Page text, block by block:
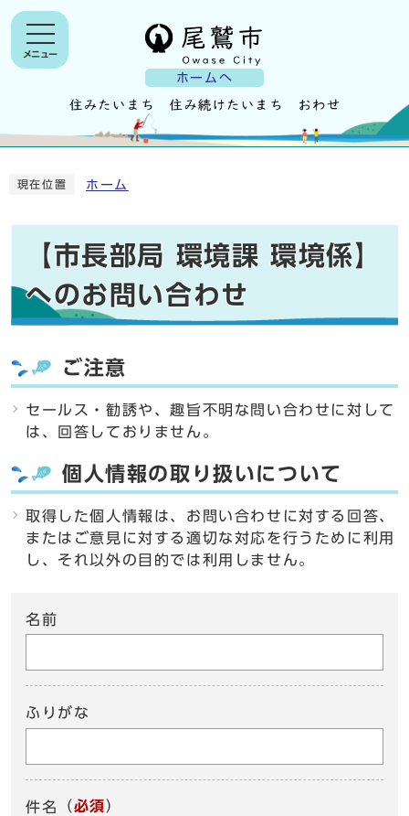
ホームへ
メニュー
現在位置 ホーム
【市長部局 環境課 環境係】
へのお問い合わせ
ご注意
セールス・勧誘や、趣旨不明な問い合わせに対して
は、回答しておりません。
個人情報の取り扱いについて
取得した個人情報は、お問い合わせに対する回答、
またはご意見に対する適切な対応を行うために利用
し、それ以外の目的では利用しません。
名前
ふりがな
件名 （必須）